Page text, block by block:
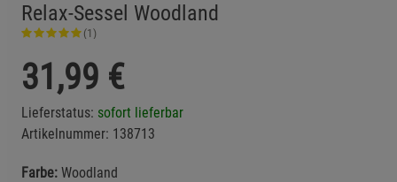
Relax-Sessel Woodland
(1)
31,99 €
Lieferstatus: sofort lieferbar
Artikelnummer: 138713
Farbe: Woodland